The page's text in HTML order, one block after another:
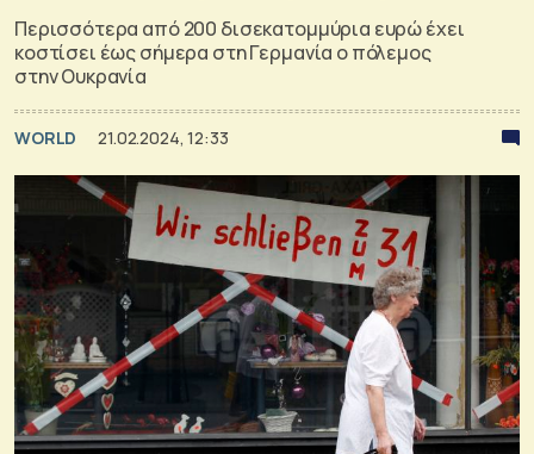
Περισσότερα από 200 δισεκατομμύρια ευρώ έχει
κοστίσει έως σήμερα στη Γερμανία ο πόλεμος
στην Ουκρανία
WORLD 21.02.2024, 12:33